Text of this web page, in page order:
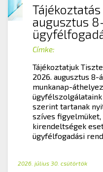
Tájékoztatás
augusztus
Címke:
Tájékoztatjuk
2026. augusztus 8-
munkanap-
szerint tartanak
szíves figyelmüket,
kirendeltségek
ügyfélfogadási rend
2026. július 30. csütörtök